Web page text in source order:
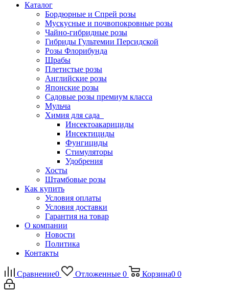
Каталог
Бордюрные и Спрей розы
Мускусные и почвопокровные розы
Чайно-гибридные розы
Гибриды Гультемии Персидской
Розы Флорибунда
Шрабы
Плетистые розы
Английские розы
Японские розы
Садовые розы премиум класса
Мульча
Химия для сада
Инсектоакарициды
Инсектициды
Фунгициды
Стимуляторы
Удобрения
Хосты
Штамбовые розы
Как купить
Условия оплаты
Условия доставки
Гарантия на товар
О компании
Новости
Политика
Контакты
Сравнение0 Отложенные 0 Корзина0 0